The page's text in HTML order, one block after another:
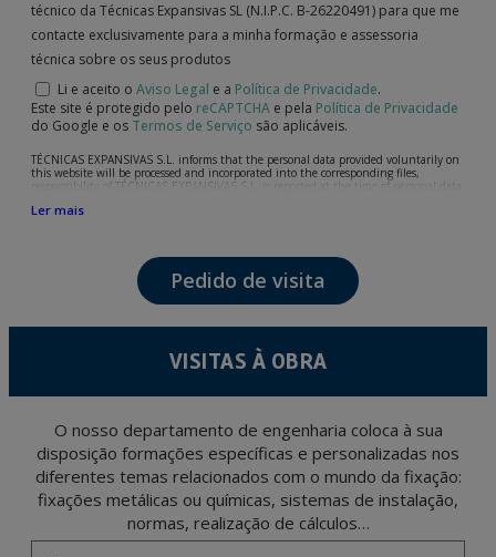
técnico da Técnicas Expansivas SL (N.I.P.C. B-26220491) para que me
contacte exclusivamente para a minha formação e assessoria
técnica sobre os seus produtos
Li e aceito o Aviso Legal e a Política de Privacidade.
Este site é protegido pelo reCAPTCHA e pela Política de Privacidade
do Google e os Termos de Serviço são aplicáveis.
TÉCNICAS EXPANSIVAS S.L. informs that the personal data provided voluntarily on
this website will be processed and incorporated into the corresponding files,
responsibility of TÉCNICAS EXPANSIVAS S.L, is reported at the time of personal data
following: attention to your referred request, complaint or question, established
The data in our files are strictly confidential and shall be treated with the utmost
confidentiality and shall comply with all the requirements provided for the General
Data Protection Regulation (GDPR) 2016.
level personal data, such as those relating to health, as they are not encoded or
encrypted. Should these details be sent, it is done so under your sole responsibility.
and opposition under the provisions of the General Data Protection Regulation
Portalada II | c/ Segador 13, 26006 | Logroño (La Rioja).
Ler mais
Pedido de visita
VISITAS À OBRA
O nosso departamento de engenharia coloca à sua
disposição formações específicas e personalizadas nos
diferentes temas relacionados com o mundo da fixação:
fixações metálicas ou químicas, sistemas de instalação,
normas, realização de cálculos…